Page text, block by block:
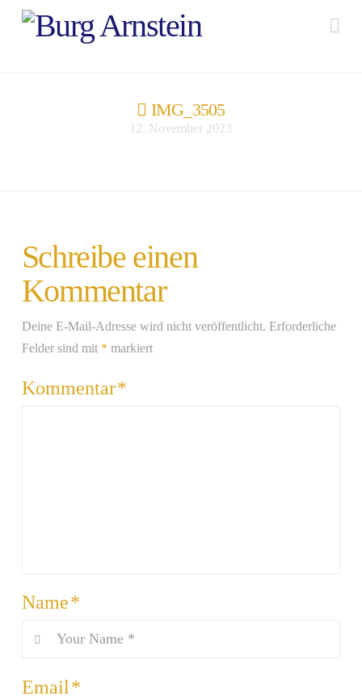
IMG_3505
12. November 2023
Schreibe einen
Kommentar
Deine E-Mail-Adresse wird nicht veröffentlicht. Erforderliche
Felder sind mit * markiert
Kommentar*
Name*
Email*